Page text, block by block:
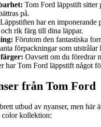
Tom Ford läppstift sitter
på.
Läppstiften har en imponerande
rik färg till dina läppar.
Förutom den fantastiska
förpackningar som utstrålar
Oavsett om du föredrar
har Tom Ford läppstift något
från Tom Ford
utbud av nyanser, men här
color kollektion: